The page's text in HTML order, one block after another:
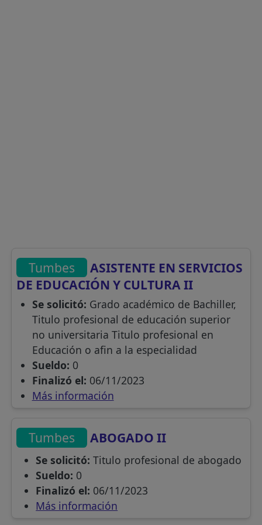
Tumbes
ASISTENTE EN SERVICIOS
DE EDUCACIÓN Y CULTURA II
Se solicitó: Grado académico de Bachiller,
Titulo profesional de educación superior
no universitaria Titulo profesional en
Educación o afin a la especialidad
Sueldo: 0
Finalizó el: 06/11/2023
Más información
Tumbes ABOGADO II
Se solicitó: Titulo profesional de abogado
Sueldo: 0
Finalizó el: 06/11/2023
Más información